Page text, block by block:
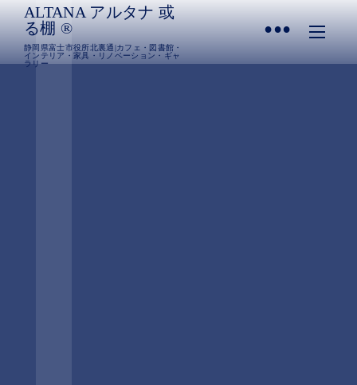
ALTANA アルタナ 或
る棚 ®︎
静岡県富士市役所北裏通|カフェ・図書館・
インテリア・家具・リノベーション・ギャ
ラリー
•